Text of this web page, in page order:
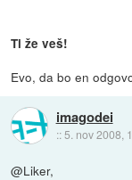
Ti že veš!
Evo, da bo en
imagodei
:: 5. nov 2008,
@Liker,